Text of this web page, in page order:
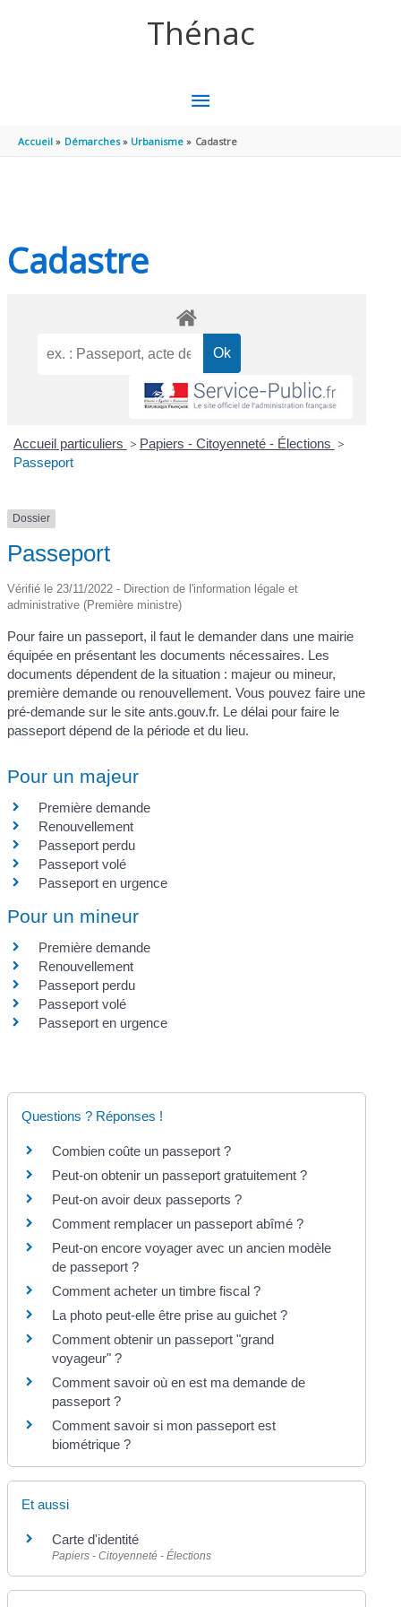
Thénac
MENU
PRINCIPAL
Accueil Démarches Urbanisme Cadastre
Cadastre
Accueil particuliers > Papiers - Citoyenneté - Élections >
Passeport
Dossier
Passeport
Vérifié le 23/11/2022 - Direction de l'information légale et
administrative (Première ministre)
Pour faire un passeport, il faut le demander dans une mairie
équipée en présentant les documents nécessaires. Les
documents dépendent de la situation : majeur ou mineur,
première demande ou renouvellement. Vous pouvez faire une
pré-demande sur le site ants.gouv.fr. Le délai pour faire le
passeport dépend de la période et du lieu.
Pour un majeur
Première demande
Renouvellement
Passeport perdu
Passeport volé
Passeport en urgence
Pour un mineur
Première demande
Renouvellement
Passeport perdu
Passeport volé
Passeport en urgence
Questions ? Réponses !
Combien coûte un passeport ?
Peut-on obtenir un passeport gratuitement ?
Peut-on avoir deux passeports ?
Comment remplacer un passeport abîmé ?
Peut-on encore voyager avec un ancien modèle
de passeport ?
Comment acheter un timbre fiscal ?
La photo peut-elle être prise au guichet ?
Comment obtenir un passeport "grand
voyageur" ?
Comment savoir où en est ma demande de
passeport ?
Comment savoir si mon passeport est
biométrique ?
Et aussi
Carte d'identité
Papiers - Citoyenneté - Élections